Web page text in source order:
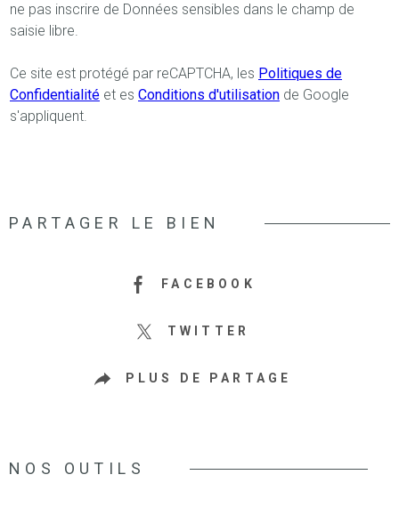
ne pas inscrire de Données sensibles dans le champ de
saisie libre.
Ce site est protégé par reCAPTCHA, les Politiques de
Confidentialité et es Conditions d'utilisation de Google
s'appliquent.
PARTAGER LE BIEN
FACEBOOK
TWITTER
PLUS DE PARTAGE
NOS OUTILS